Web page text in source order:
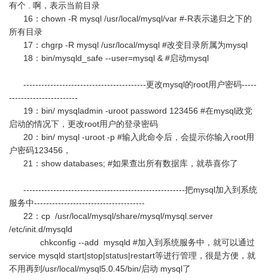
有个 . 啊，表示当前目录
16：chown -R mysql /usr/local/mysql/var #-R表示递归之下的
所有目录
17：chgrp -R mysql /usr/local/mysql #改变目录所属为mysql
18：bin/mysqld_safe --user=mysql & #启动mysql
-----------------------------------------更改mysql的root用户密码-----
-----------------------
19：bin/ mysqladmin -uroot password 123456 #在mysql政党
启动的情况下，更改root用户的登录密码
20：bin/ mysql -uroot -p #输入此命令后，会提示你输入root用
户密码123456，
21：show databases; #如果查出所有数据库，就恭喜你了
------------------------------------------------------把mysql加入到系统
服务中-------------------------------------
22：cp /usr/local/mysql/share/mysql/mysql.server
/etc/init.d/mysqld
chkconfig --add mysqld #加入到系统服务中，就可以通过
service mysqld start|stop|status|restart等进行管理，很是方便，就
不用再到/usr/local/mysql5.0.45/bin/启动 mysql了